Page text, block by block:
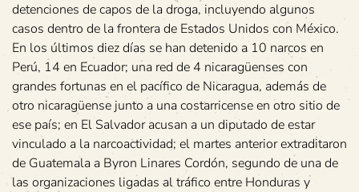
detenciones de capos de la droga, incluyendo algunos
casos dentro de la frontera de Estados Unidos con México.
En los últimos diez días se han detenido a 10 narcos en
Perú, 14 en Ecuador; una red de 4 nicaragüenses con
grandes fortunas en el pacífico de Nicaragua, además de
otro nicaragüense junto a una costarricense en otro sitio de
ese país; en El Salvador acusan a un diputado de estar
vinculado a la narcoactividad; el martes anterior extraditaron
de Guatemala a Byron Linares Cordón, segundo de una de
las organizaciones ligadas al tráfico entre Honduras y